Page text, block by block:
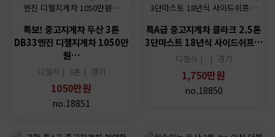
특보! 중고지게차 두산 3톤
DB33엔진 디젤지게차 1050만
원…
디젤식 | 3톤 | 경기
1050만원
no.18851
특A급 중고지게차 클라크 2.5톤
3단마스트 18년식 사이드쉬프…
디젤식 | | 경기
1,750만원
no.18850